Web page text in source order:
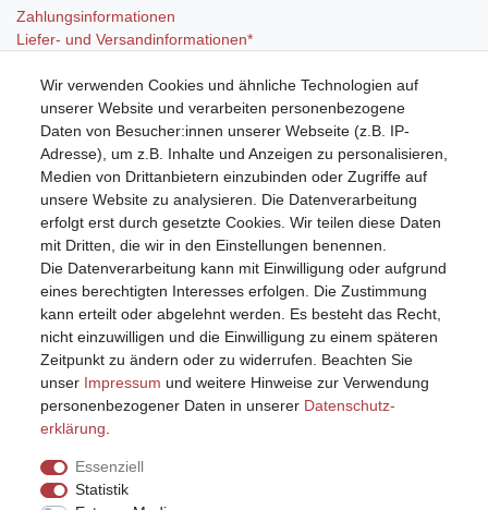
Zahlungsinformationen
Liefer- und Versandinformationen*
Mein Konto
Registrieren
Anmelden (Login)
Warenkorb
Wir verwenden Cookies und ähnliche Technologien auf
unserer Website und verarbeiten personenbezogene
Daten von Besucher:innen unserer Webseite (z.B. IP-
Adresse), um z.B. Inhalte und Anzeigen zu personalisieren,
Medien von Drittanbietern einzubinden oder Zugriffe auf
unsere Website zu analysieren. Die Datenverarbeitung
erfolgt erst durch gesetzte Cookies. Wir teilen diese Daten
mit Dritten, die wir in den Einstellungen benennen.
Die Datenverarbeitung kann mit Einwilligung oder aufgrund
eines berechtigten Interesses erfolgen. Die Zustimmung
kann erteilt oder abgelehnt werden. Es besteht das Recht,
nicht einzuwilligen und die Einwilligung zu einem späteren
Zeitpunkt zu ändern oder zu widerrufen. Beachten Sie
unser Impressum und weitere Hinweise zur Verwendung
personenbezogener Daten in unserer Daten­schutz­
erklärung
Essenziell
Statistik